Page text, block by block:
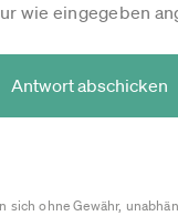
wie eingegeben
Antwort abschicken
sich ohne Gewähr,